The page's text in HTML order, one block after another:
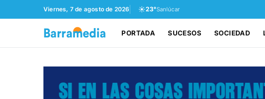
Viernes, 7 de agosto de 2026 ☀️23°Sanlúcar
PORTADA SUCESOS SOCIEDAD